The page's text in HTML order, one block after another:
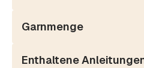
Garnmenge
Enthaltene